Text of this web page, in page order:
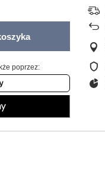
poprzez: